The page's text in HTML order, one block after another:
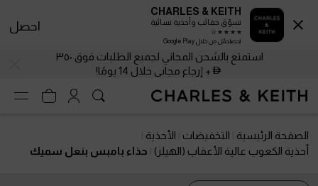
استمتع بالشحن المجاني لجميع الطلبات فوق ٣٥٠
+ إرجاع مجاني خلال 14 يومًا!
الصفحة الرئيسية التخفيضات
الأحذية
أحذية الكعوب عالية الأعقاب (الهيلز)
حذاء بامبس بنعل سميك
CHARLES & KEITH
تسوّق حقائب وأحذية نسائية
احصلحمّل من خلال Google Play
احصل